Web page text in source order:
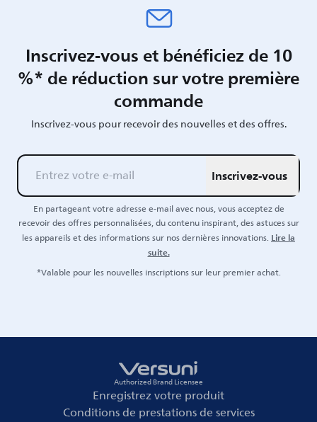
Inscrivez-vous et bénéficiez de 10
%* de réduction sur votre première
commande
Inscrivez-vous pour recevoir des nouvelles et des offres.
Inscrivez-vous
En partageant votre adresse e-mail avec nous, vous acceptez de
recevoir des offres personnalisées, du contenu inspirant, des astuces sur
les appareils et des informations sur nos dernières innovations.Lire la
suite.
*Valable pour les nouvelles inscriptions sur leur premier achat.
Authorized Brand Licensee
Enregistrez votre produit
Conditions de prestations de services